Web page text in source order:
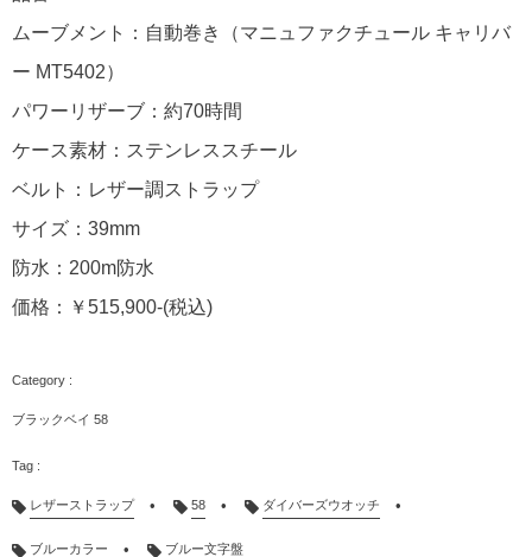
ムーブメント：自動巻き（マニュファクチュール キャリバ
ー MT5402）
パワーリザーブ：約70時間
ケース素材：ステンレススチール
ベルト：レザー調ストラップ
サイズ：39mm
防水：200m防水
価格：￥515,900-(税込)
ブラックベイ 58
レザーストラップ 58 ダイバーズウオッチ
ブルーカラー ブルー文字盤